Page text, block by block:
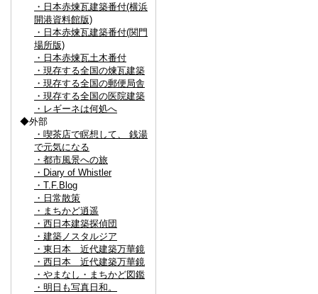
・日本赤煉瓦建築番付(横浜
開港資料館版)
・日本赤煉瓦建築番付(関門
場所版)
・日本赤煉瓦土木番付
・現存する全国の煉瓦建築
・現存する全国の郵便局舎
・現存する全国の医院建築
・レギーネは何処へ
◆外部
・喫茶店で瞑想して、 銭湯
で元気になる
・都市風景への旅
・Diary of Whistler
・T.F.Blog
・日常散策
・まちかど逍遥
・西日本建築探偵団
・建築ノスタルジア
・東日本 近代建築万華鏡
・西日本 近代建築万華鏡
・やまなし・まちかど図鑑
・明日も写真日和。